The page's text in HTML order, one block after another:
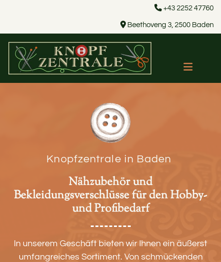
 +43 2252 47760
Beethoveng 3, 2500 Baden
Knopfzentrale in Baden
Nähzubehör und
Bekleidungsverschlüsse für den Hobby-
und Profibedarf
In unserem Geschäft bieten wir Ihnen ein äußerst
umfangreiches Sortiment. Von schmückenden